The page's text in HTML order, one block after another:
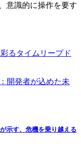
意識的に操作を要す
るタイムリープド
開発者が込めた未
示す、危機を乗り越える